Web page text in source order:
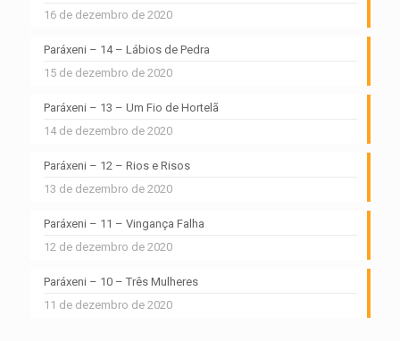
16 de dezembro de 2020
Paráxeni – 14 – Lábios de Pedra
15 de dezembro de 2020
Paráxeni – 13 – Um Fio de Hortelã
14 de dezembro de 2020
Paráxeni – 12 – Rios e Risos
13 de dezembro de 2020
Paráxeni – 11 – Vingança Falha
12 de dezembro de 2020
Paráxeni – 10 – Três Mulheres
11 de dezembro de 2020